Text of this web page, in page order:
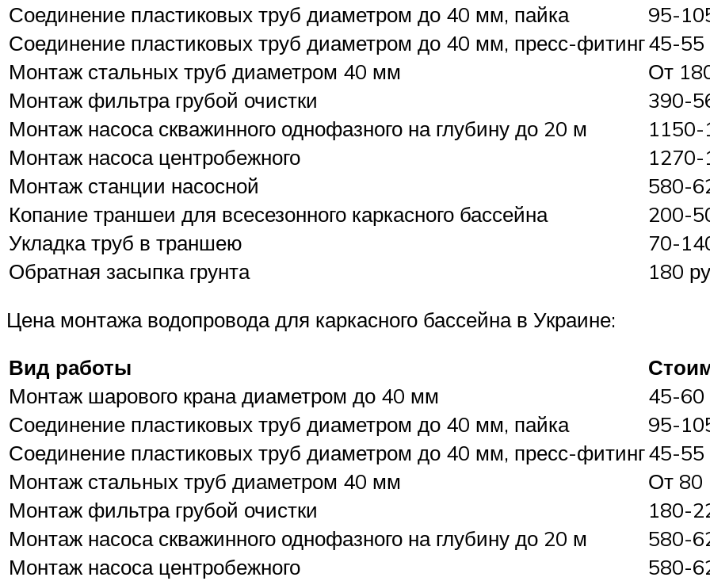
Соединение пластиковых труб диаметром до 40 мм, пайка
95-
Соединение пластиковых труб диаметром до 40 мм, пресс-фитинг45-55
Монтаж стальных труб диаметром 40 мм
От
Монтаж фильтра грубой очистки
390-
Монтаж насоса скважинного однофазного на глубину до 20 м
Монтаж насоса центробежного
Монтаж станции насосной
580-
Копание траншеи для всесезонного каркасного бассейна
200-
Укладка труб в траншею
70-
Обратная засыпка грунта
180
Цена монтажа водопровода для каркасного бассейна в Украине:
Вид работы
Монтаж шарового крана диаметром до 40 мм
45-60
Соединение пластиковых труб диаметром до 40 мм, пайка
95-
Соединение пластиковых труб диаметром до 40 мм, пресс-фитинг45-55
Монтаж стальных труб диаметром 40 мм
От 80
Монтаж фильтра грубой очистки
180-
Монтаж насоса скважинного однофазного на глубину до 20 м
580-
Монтаж насоса центробежного
580-